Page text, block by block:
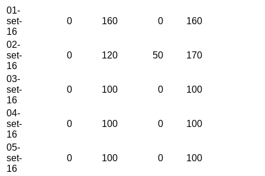
01-
set-
16
0 160 0 160
02-
set-
16
0 120 50 170
03-
set-
16
0 100 0 100
04-
set-
16
0 100 0 100
05-
set-
16
0 100 0 100